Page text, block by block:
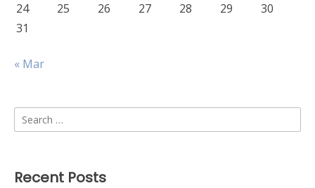
24
25 26 27 28 29
30
31
« Mar
Search
for:
Recent Posts